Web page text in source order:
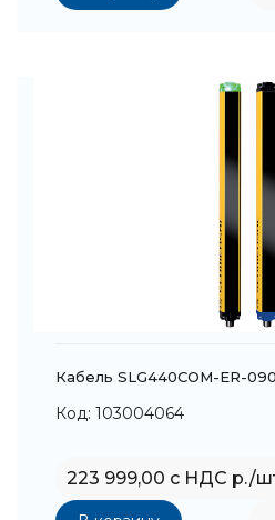
Кабель SLG440COM-ER-
Код: 103004064
223 999,00 с НДС р./